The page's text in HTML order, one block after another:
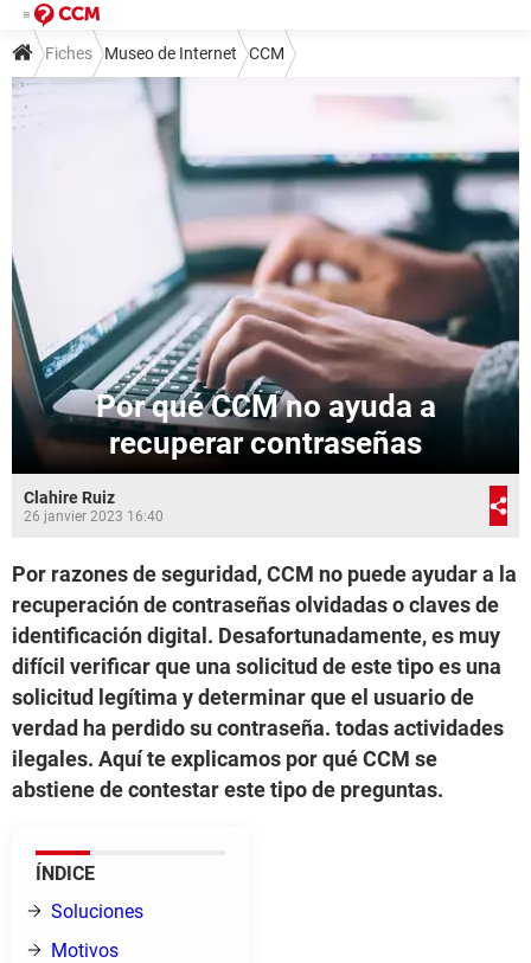
Fiches Museo de Internet CCM
Por qué CCM no ayuda a
recuperar contraseñas
Clahire Ruiz
26 janvier 2023 16:40
Por razones de seguridad, CCM no puede ayudar a la
recuperación de contraseñas olvidadas o claves de
identificación digital. Desafortunadamente, es muy
difícil verificar que una solicitud de este tipo es una
solicitud legítima y determinar que el usuario de
verdad ha perdido su contraseña. todas actividades
ilegales. Aquí te explicamos por qué CCM se
abstiene de contestar este tipo de preguntas.
ÍNDICE
Soluciones
Motivos